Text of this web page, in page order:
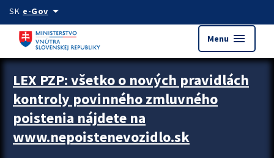
Preskocit na hlavný obsah
SK e-Govarrow_drop_down
Menu menu
Zastavit automatický posun upútavok
LEX PZP: všetko o nových pravidlách
kontroly povinného zmluvného
poistenia nájdete na
www.nepoistenevozidlo.sk